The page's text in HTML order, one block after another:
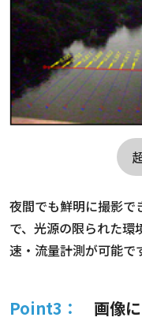
夜間でも鮮明に撮影で
で、光源の限られた
速・流量計測が可能で
Point3： 画像